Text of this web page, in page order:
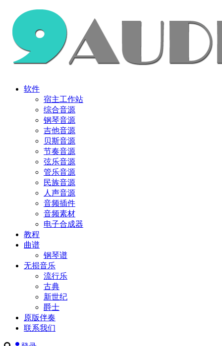
软件
宿主工作站
综合音源
钢琴音源
吉他音源
贝斯音源
节奏音源
弦乐音源
管乐音源
民族音源
人声音源
音频插件
音频素材
电子合成器
教程
曲谱
钢琴谱
无损音乐
流行乐
古典
新世纪
爵士
原版伴奏
联系我们